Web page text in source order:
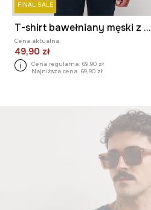
FINAL SALE
T-shirt bawełniany męski z nadrukiem
Cena aktualna:
49,90 zł
Cena regularna: 69,90 zł
Najniższa cena: 69,90 zł